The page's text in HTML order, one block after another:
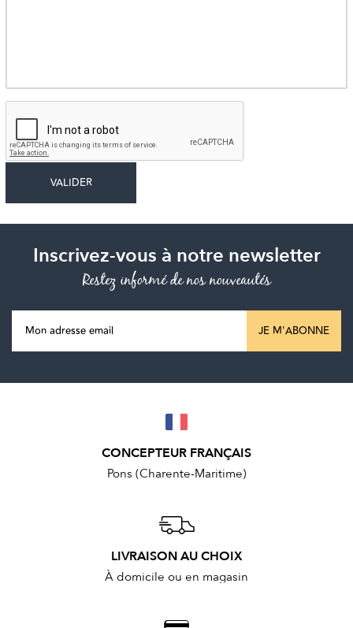
Inscrivez-vous à notre newsletter
Restez informé de nos nouveautés
JE M'ABONNE
CONCEPTEUR FRANÇAIS
Pons (Charente-Maritime)
LIVRAISON AU CHOIX
À domicile ou en magasin